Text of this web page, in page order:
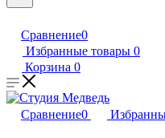
Сравнение0
Избранные товары 0
Корзина 0
Сравнение0